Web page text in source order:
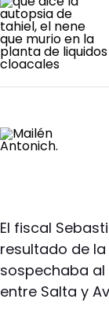
El fiscal
resultado de
sospechaba al
entre Salta y